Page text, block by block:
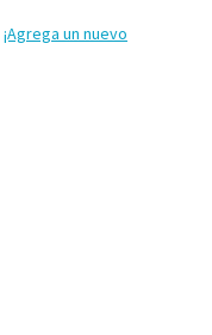
¡Agrega un nuevo